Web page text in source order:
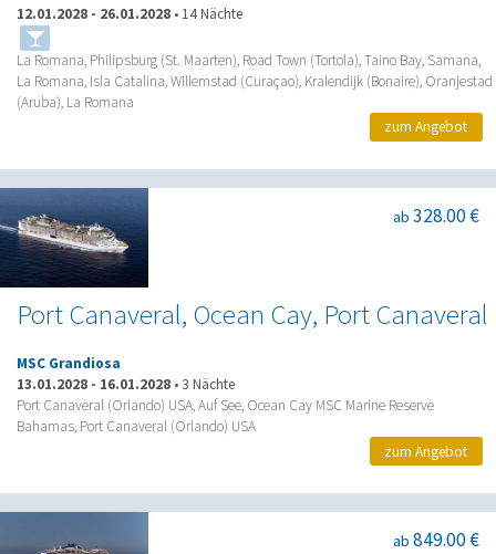
12.01.2028 - 26.01.2028 • 14 Nächte
La Romana, Philipsburg (St. Maarten), Road Town (Tortola), Taino Bay, Samana,
La Romana, Isla Catalina, Willemstad (Curaçao), Kralendijk (Bonaire), Oranjestad
(Aruba), La Romana
zum Angebot
Port Canaveral, Ocean Cay, Port Canaveral
ab 328.00 €
MSC Grandiosa
13.01.2028 - 16.01.2028 • 3 Nächte
Port Canaveral (Orlando) USA, Auf See, Ocean Cay MSC Marine Reserve
Bahamas, Port Canaveral (Orlando) USA
zum Angebot
ab 849.00 €